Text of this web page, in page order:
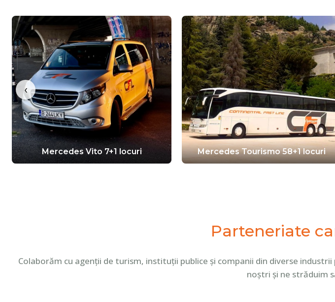
‹
Mercedes Vito 7+1 locuri Mercedes Tourismo 58+1 locuri
Parteneriate
Colaborăm cu agenții de turism, instituții publice și companii din diverse
noștri și ne străduim